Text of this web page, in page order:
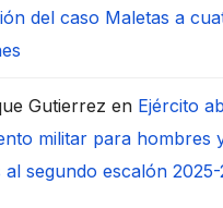
del caso Maletas a
Gutierrez en Ejército
militar para hombres
segundo escalón